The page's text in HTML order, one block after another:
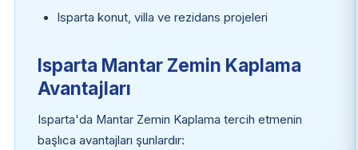
Isparta konut, villa ve rezidans projeleri
Isparta Mantar Zemin Kaplama
Avantajları
Isparta'da Mantar Zemin Kaplama tercih etmenin
başlıca avantajları şunlardır: